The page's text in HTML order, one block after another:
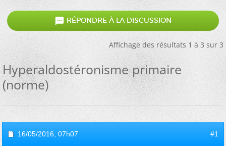
 RÉPONDRE À LA DISCUSSION
Affichage des résultats 1 à 3 sur 3
Hyperaldostéronisme primaire
(norme)
16/05/2016, 07h07 #1